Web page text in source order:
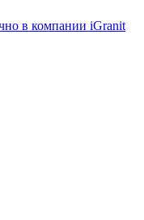
в компании iGranit